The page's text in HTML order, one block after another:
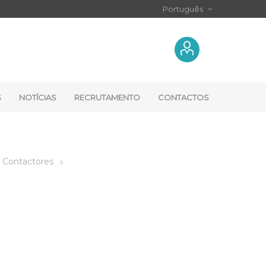
NOTÍCIAS RECRUTAMENTO CONTACTOS
Contactores